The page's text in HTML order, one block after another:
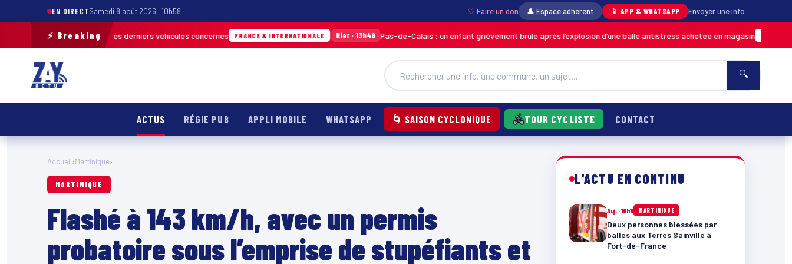
EN DIRECTSamedi 8 août 2026 · 10h58 ♡ Faire un don 👤 Espace adhérent 📱 APP & WHATSAPP Envoyer une info
⚡ Breaking
pour retrouver les derniers véhicules concernés FRANCE & INTERNATIONALE Hier · 13h46 Pas-de-Calais : un enfant grièvement brûlé après l’explosion d’une balle antistress achetée en magasin MARTINIQUE
🔍
ACTUS RÉGIE PUB APPLI MOBILE WHATSAPP 🌀 SAISON CYCLONIQUE TOUR CYCLISTE CONTACT
Accueil›Martinique›
MARTINIQUE
Flashé à 143 km/h, avec un permis
probatoire sous l’emprise de stupéfiants et
L'ACTU EN CONTINU
Auj. · 10h11 MARTINIQUE
Deux personnes blessées par
balles aux Terres Sainville à
Fort-de-France